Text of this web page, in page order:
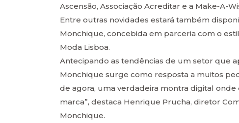
Ascensão, Associação Acreditar e a Make-A-
Entre outras novidades estará também
Monchique, concebida em parceria com o
Moda Lisboa.
Antecipando as tendências de um setor que
Monchique surge como resposta a muitos
de agora, uma verdadeira montra digital onde
marca”, destaca Henrique Prucha, diretor
Monchique.